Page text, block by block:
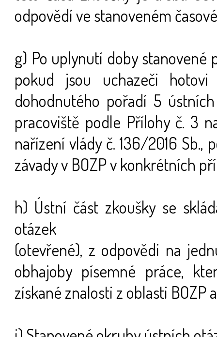
odpovědí ve stanoveném
g) Po uplynutí doby stanovené
pokud jsou uchazeči
dohodnutého pořadí 5
pracoviště podle Přílohy č. 3
nařízení vlády č. 136/2016
závady v BOZP v konkrétních
h) Ústní část zkoušky se
otázek
(otevřené), z odpovědi na
obhajoby písemné práce,
získané znalosti z oblasti BOZP